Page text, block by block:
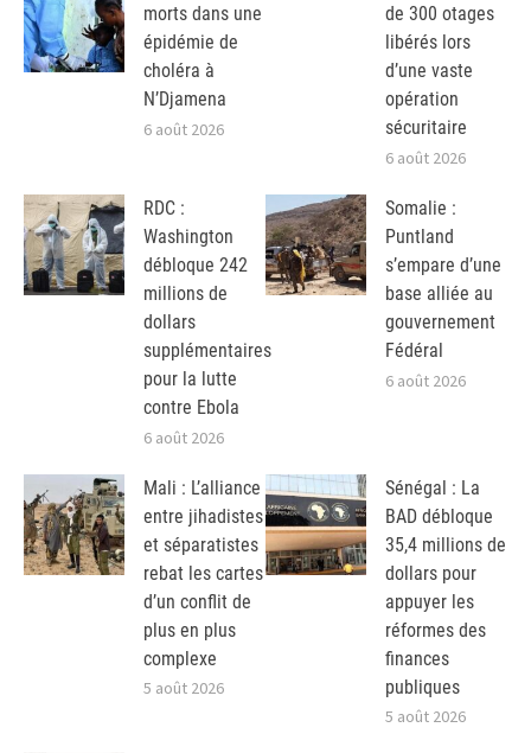
morts dans une
épidémie de
choléra à
N’Djamena
6 août 2026
de 300 otages
libérés lors
d’une vaste
opération
sécuritaire
6 août 2026
RDC :
Washington
débloque 242
millions de
dollars
supplémentaires
pour la lutte
contre Ebola
6 août 2026
Somalie :
Puntland
s’empare d’une
base alliée au
gouvernement
Fédéral
6 août 2026
Mali : L’alliance
entre jihadistes
et séparatistes
rebat les cartes
d’un conflit de
plus en plus
complexe
5 août 2026
Sénégal : La
BAD débloque
35,4 millions de
dollars pour
appuyer les
réformes des
finances
publiques
5 août 2026